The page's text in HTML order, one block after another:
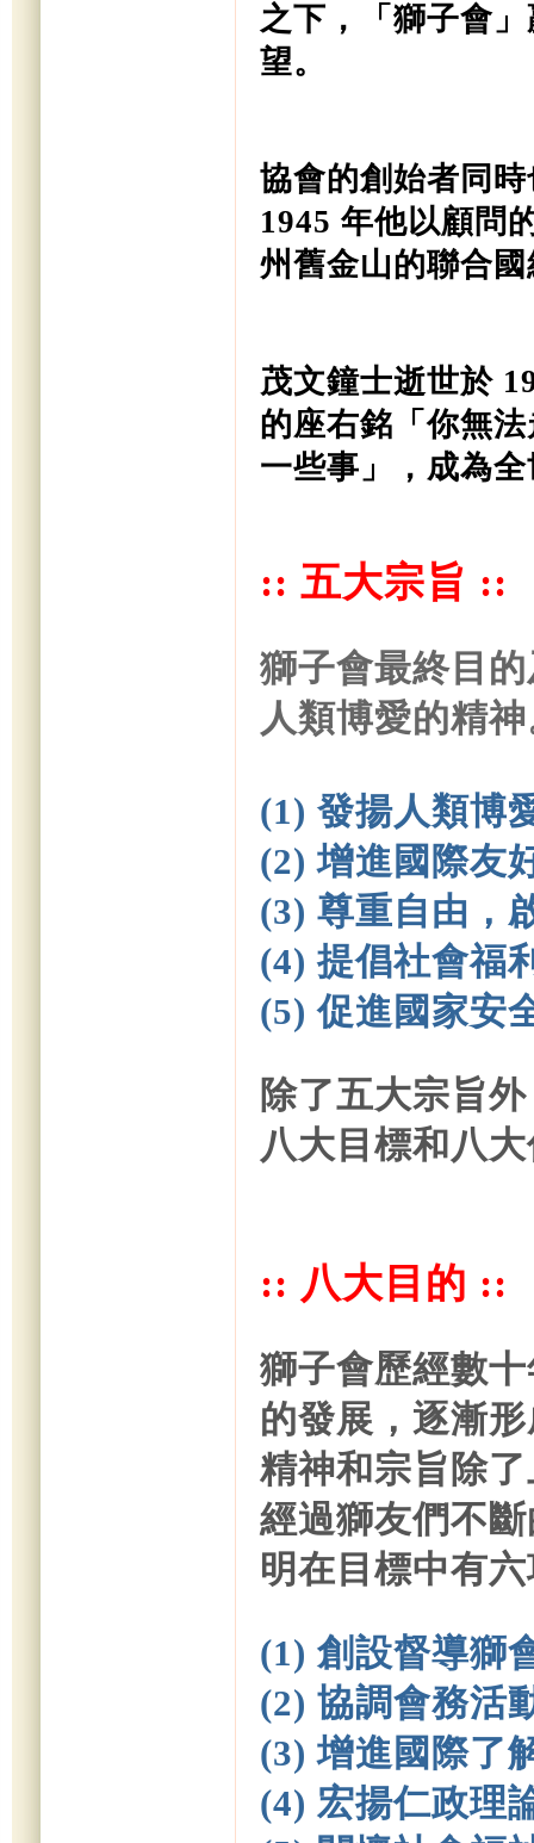
之下，「獅子會
望。
協會的創始者同
1945 年他以顧問
州舊金山的聯合
茂文鐘士逝世於
的座右銘「你無
一些事」，成為
:: 五大宗旨 ::
獅子會最終目
人類博愛的精
(1) 發揚人類博
(2) 增進國際友
(3) 尊重自由，
(4) 提倡社會福
(5) 促進國家安
除了五大宗旨
八大目標和八
:: 八大目的 ::
獅子會歷經數
的發展，逐漸
精神和宗旨除
經過獅友們不
明在目標中有
(1) 創設督導獅
(2) 協調會務活
(3) 增進國際了
(4) 宏揚仁政理